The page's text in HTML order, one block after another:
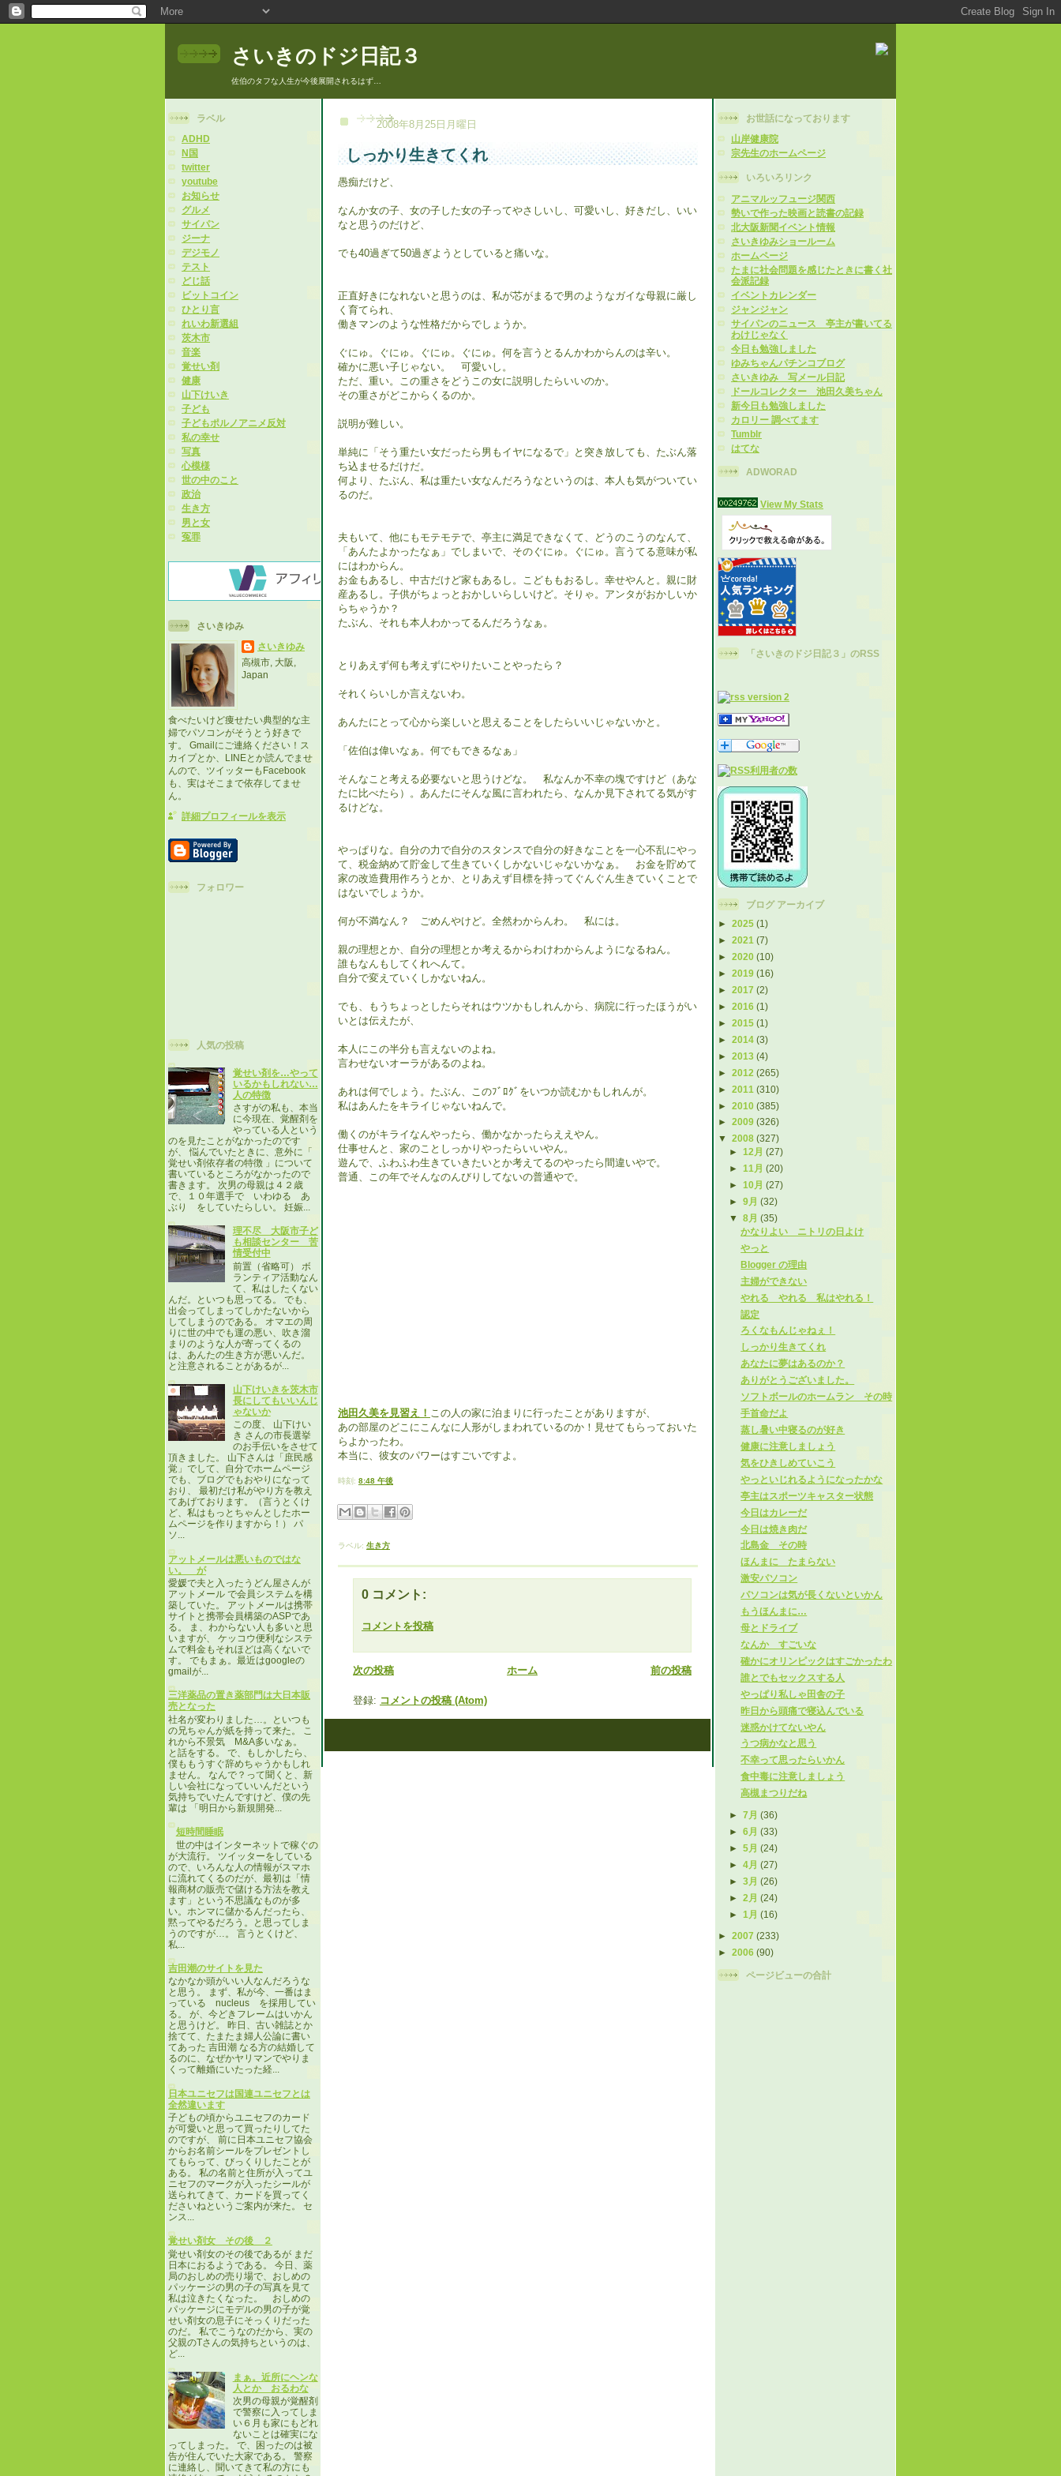
さいきのドジ日記３
佐伯のタフな人生が今後展開されるはず…
ラベル
ADHD
N国
twitter
youtube
お知らせ
グルメ
サイパン
ジーナ
デジモノ
テスト
どじ話
ビットコイン
ひとり言
れいわ新選組
茨木市
音楽
覚せい剤
健康
山下けいき
子ども
子どもポルノアニメ反対
私の幸せ
写真
心模様
世の中のこと
政治
生き方
男と女
冤罪
さいきゆみ
さいきゆみ
高槻市, 大阪,
Japan
食べたいけど痩せたい典型的な主
婦でパソコンがそうとう好きで
す。 Gmailにご連絡ください！ス
カイプとか、LINEとか読んでませ
んので、ツイッターもFacebook
も、実はそこまで依存してませ
ん。
詳細プロフィールを表示
フォロワー
人気の投稿
覚せい剤を…やって
いるかもしれない…
人の特徴
さすがの私も、本当
に今現在、覚醒剤を
やっている人という
のを見たことがなかったのです
が、 悩んでいたときに、意外に「
覚せい剤依存者の特徴 」について
書いているところがなかったので
書きます。 次男の母親は４２歳
で、１０年選手で いわゆる あ
ぶり をしていたらしい。 妊娠...
理不尽 大阪市子ど
も相談センター 苦
情受付中
前置（省略可） ボ
ランティア活動なん
て、私はしたくない
んだ。といつも思ってる。 でも、
出会ってしまってしかたないから
してしまうのである。 オマエの周
りに世の中でも運の悪い、吹き溜
まりのような人が寄ってくるの
は、あんたの生き方が悪いんだ。
と注意されることがあるが...
山下けいきを茨木市
長にしてもいいんじ
ゃないか
この度、 山下けい
き さんの市長選挙
のお手伝いをさせて
頂きました。 山下さんは「庶民感
覚」でして、自分でホームページ
でも、ブログでもおやりになって
おり、 最初だけ私がやり方を教え
てあげております。（言うとくけ
ど、私はもっとちゃんとしたホー
ムページを作りますから！） パ
ソ...
アットメールは悪いものではな
い。 が
愛媛で夫と入ったうどん屋さんが
アットメール で会員システムを構
築していた。 アットメールは携帯
サイトと携帯会員構築のASPであ
る。 ま、わからない人も多いと思
いますが、 ケッコウ便利なシステ
ムで料金もそれほどは高くないで
す。 でもまぁ。最近はgoogleの
gmailが...
三洋薬品の置き薬部門は大日本販
売となった
社名が変わりました…。といつも
の兄ちゃんが紙を持って来た。 こ
れから不景気 M&A多いなぁ。
と話をする。 で、もしかしたら、
僕ももうすぐ辞めちゃうかもしれ
ません。 なんで？って聞くと、新
しい会社になっていいんだという
気持ちでいたんですけど、僕の先
輩は 「明日から新規開発...
短時間睡眠
世の中はインターネットで稼ぐの
が大流行。 ツイッターをしている
ので、いろんな人の情報がスマホ
に流れてくるのだが、最初は「情
報商材の販売で儲ける方法を教え
ます」という不思議なものが多
い。ホンマに儲かるんだったら、
黙ってやるだろう。と思ってしま
うのですが…。 言うとくけど、
私...
吉田潮のサイトを見た
なかなか頭がいい人なんだろうな
と思う。 まず、私が今、一番はま
っている nucleus を採用してい
る。 が、今どきフレームはいかん
と思うけど。 昨日、古い雑誌とか
捨てて、たまたま婦人公論に書い
てあった 吉田潮 なる方の結婚して
るのに、なぜかヤリマンでやりま
くって離婚にいたった経...
日本ユニセフは国連ユニセフとは
全然違います
子どもの頃からユニセフのカード
が可愛いと思って買ったりしてた
のですが、 前に日本ユニセフ協会
からお名前シールをプレゼントし
てもらって、びっくりしたことが
ある。 私の名前と住所が入ってユ
ニセフのマークが入ったシールが
送られてきて、カードを買ってく
ださいねというご案内が来た。 セ
ンス...
覚せい剤女 その後 ２
覚せい剤女のその後であるが まだ
日本におるようである。 今日、薬
局のおしめの売り場で、おしめの
パッケージの男の子の写真を見て
私は泣きたくなった。 おしめの
パッケージにモデルの男の子が覚
せい剤女の息子にそっくりだった
のだ。 私でこうなのだから、実の
父親のTさんの気持ちというのは、
ど...
まぁ。近所にヘンな
人とか おるわな
次男の母親が覚醒剤
で警察に入ってしま
い６月も家にもどれ
ないことは確実にな
ってしまった。 で、困ったのは被
告が住んでいた大家である。 警察
に連絡し、聞いてきて私の方にも
お世話になっております
山岸健康院
宗先生のホームページ
いろいろリンク
アニマルッフュージ関西
勢いで作った映画と読書の記録
北大阪新聞イベント情報
さいきゆみショールーム
ホームページ
たまに社会問題を感じたときに書く社
会派記録
イベントカレンダー
ジャンジャン
サイパンのニュース 亭主が書いてる
わけじゃなく
今日も勉強しました
ゆみちゃんパチンコブログ
さいきゆみ 写メール日記
ドールコレクター 池田久美ちゃん
新今日も勉強しました
カロリー 調べてます
Tumblr
はてな
ADWORAD
View My Stats
「さいきのドジ日記３」のRSS
ブログ アーカイブ
► 2025 (1)
► 2021 (7)
► 2020 (10)
► 2019 (16)
► 2017 (2)
► 2016 (1)
► 2015 (1)
► 2014 (3)
► 2013 (4)
► 2012 (265)
► 2011 (310)
► 2010 (385)
► 2009 (326)
▼ 2008 (327)
►12月(27)
►11月(20)
►10月(27)
►9月(32)
▼8月(35)
かなりよい ニトリの日よけ
やっと
Blogger の理由
主婦ができない
やれる やれる 私はやれる！
認定
ろくなもんじゃねぇ！
しっかり生きてくれ
あなたに夢はあるのか？
ありがとうございました。
ソフトボールのホームラン その時
手首命だよ
蒸し暑い中寝るのが好き
健康に注意しましょう
気をひきしめていこう
やっといじれるようになったかな
亭主はスポーツキャスター状態
今日はカレーだ
今日は焼き肉だ
北島金 その時
ほんまに たまらない
激安パソコン
パソコンは気が長くないといかん
もうほんまに…
母とドライブ
なんか すごいな
確かにオリンピックはすごかったわ
誰とでもセックスする人
やっぱり私しゃ田舎の子
昨日から頭痛で寝込んでいる
迷惑かけてないやん
うつ病かなと思う
不幸って思ったらいかん
食中毒に注意しましょう
高槻まつりだね
►7月(36)
►6月(33)
►5月(24)
►4月(27)
►3月(26)
►2月(24)
►1月(16)
► 2007 (233)
► 2006 (90)
ページビューの合計
2008年8月25日月曜日
しっかり生きてくれ
愚痴だけど、
なんか女の子、女の子した女の子ってやさしいし、可愛いし、好きだし、いい
なと思うのだけど、
でも40過ぎて50過ぎようとしていると痛いな。
正直好きになれないと思うのは、私が芯がまるで男のようなガイな母親に厳し
く育てられ、
働きマンのような性格だからでしょうか。
ぐにゅ。ぐにゅ。ぐにゅ。ぐにゅ。何を言うとるんかわからんのは辛い。
確かに悪い子じゃない。 可愛いし。
ただ、重い。この重さをどうこの女に説明したらいいのか。
その重さがどこからくるのか。
説明が難しい。
単純に「そう重たい女だったら男もイヤになるで」と突き放しても、たぶん落
ち込ませるだけだ。
何より、たぶん、私は重たい女なんだろうなというのは、本人も気がついてい
るのだ。
夫もいて、他にもモテモテで、亭主に満足できなくて、どうのこうのなんて、
「あんたよかったなぁ」でしまいで、そのぐにゅ。ぐにゅ。言うてる意味が私
にはわからん。
お金もあるし、中古だけど家もあるし。こどももおるし。幸せやんと。親に財
産あるし。子供がちょっとおかしいらしいけど。そりゃ。アンタがおかしいか
らちゃうか？
たぶん、それも本人わかってるんだろうなぁ。
とりあえず何も考えずにやりたいことやったら？
それくらいしか言えないわ。
あんたにとって心から楽しいと思えることをしたらいいじゃないかと。
「佐伯は偉いなぁ。何でもできるなぁ」
そんなこと考える必要ないと思うけどな。 私なんか不幸の塊ですけど（あな
たに比べたら）。あんたにそんな風に言われたら、なんか見下されてる気がす
るけどな。
やっぱりな。自分の力で自分のスタンスで自分の好きなことを一心不乱にやっ
て、税金納めて貯金して生きていくしかないじゃないかなぁ。 お金を貯めて
家の改造費用作ろうとか、とりあえず目標を持ってぐんぐん生きていくことで
はないでしょうか。
何が不満なん？ ごめんやけど。全然わからんわ。 私には。
親の理想とか、自分の理想とか考えるからわけわからんようになるねん。
誰もなんもしてくれへんて。
自分で変えていくしかないねん。
でも、もうちょっとしたらそれはウツかもしれんから、病院に行ったほうがい
いとは伝えたが、
本人にこの半分も言えないのよね。
言わせないオーラがあるのよね。
あれは何でしょう。たぶん、このﾌﾞﾛｸﾞをいつか読むかもしれんが。
私はあんたをキライじゃないねんで。
働くのがキライなんやったら、働かなかったらええやん。
仕事せんと、家のことしっかりやったらいいやん。
遊んで、ふわふわ生きていきたいとか考えてるのやったら間違いやで。
普通、この年でそんなのんびりしてないの普通やで。
池田久美を見習え！ この人の家に泊まりに行ったことがありますが、
あの部屋のどこにこんなに人形がしまわれているのか！見せてもらっておいた
らよかったわ。
本当に、彼女のパワーはすごいですよ。
時刻: 8:48 午後
ラベル: 生き方
0 コメント:
コメントを投稿
次の投稿 前の投稿
ホーム
登録: コメントの投稿 (Atom)